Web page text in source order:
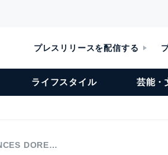
プレスリリースを配信する
ライフスタイル 芸能・
DORE…